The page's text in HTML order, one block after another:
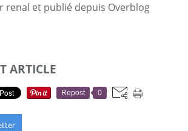
renal et publié depuis Overblog
ARTICLE
Repost 0